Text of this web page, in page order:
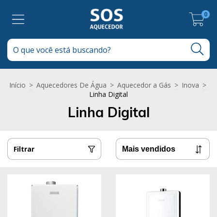
0
Início > Aquecedores De Água > Aquecedor a Gás > Inova >
Linha Digital
Linha Digital
Filtrar